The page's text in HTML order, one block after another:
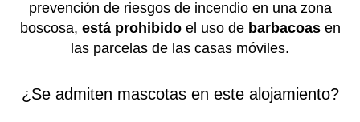
prevención de riesgos de incendio en una zona
boscosa, está prohibidoel uso de barbacoasen
las parcelas de las casas móviles.
¿Se admiten mascotas en este alojamiento?